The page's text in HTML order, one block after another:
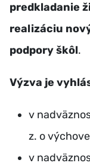
predkladanie
realizáciu
podpory škôl.
Výzva je
v
z. o
v